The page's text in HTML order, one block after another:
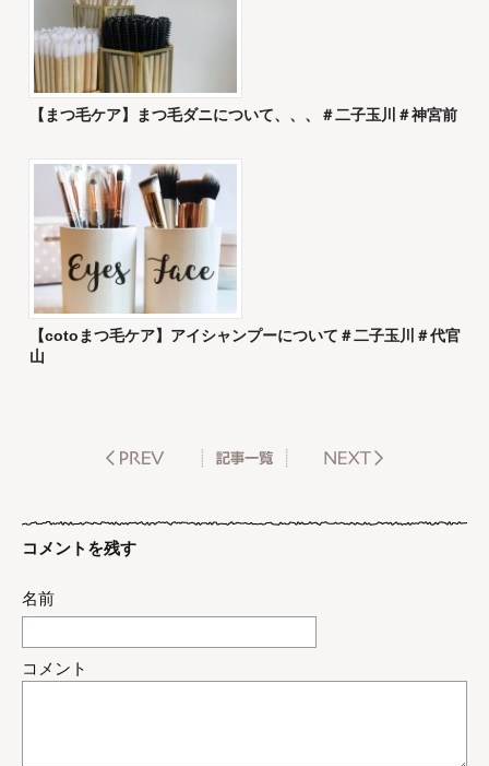
【まつ毛ケア】まつ毛ダニについて、、、＃二子玉川＃神宮前
【cotoまつ毛ケア】アイシャンプーについて＃二子玉川＃代官
山
コメントを残す
名前
コメント